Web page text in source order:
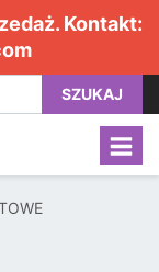
Kontakt:
SZUKAJ